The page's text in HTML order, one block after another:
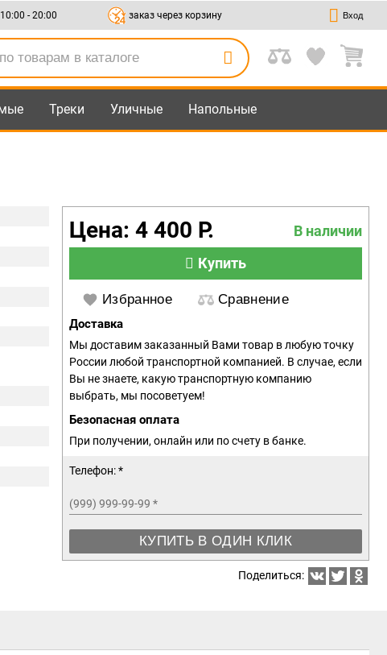
- 20:00 заказ через корзину Вход
Треки Уличные Напольные
Цена: 4 400 Р.
В наличии
Купить
Избранное Сравнение
Доставка
Мы доставим заказанный Вами товар в любую точку
России любой транспортной компанией. В случае, если
Вы не знаете, какую транспортную компанию
выбрать, мы посоветуем!
Безопасная оплата
При получении, онлайн или по счету в банке.
Телефон: *
(999) 999-99-99 *
КУПИТЬ В ОДИН КЛИК
Поделиться: